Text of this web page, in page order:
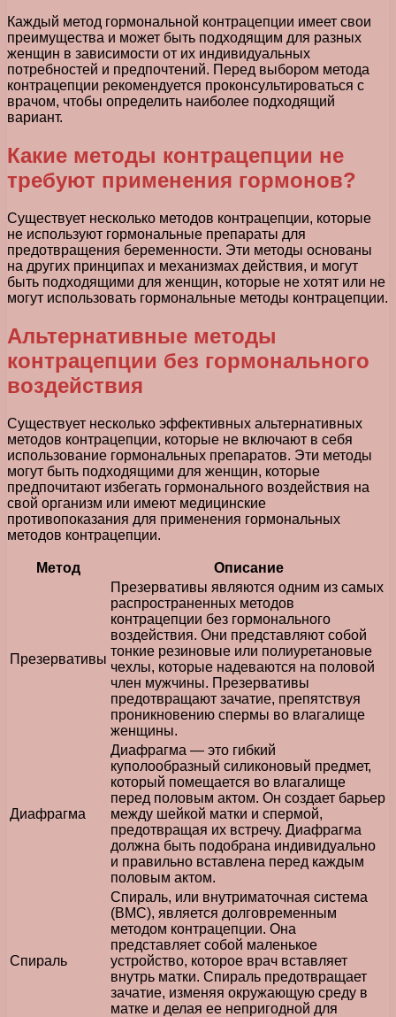
Каждый метод гормональной контрацепции имеет свои
преимущества и может быть подходящим для разных
женщин в зависимости от их индивидуальных
потребностей и предпочтений. Перед выбором метода
контрацепции рекомендуется проконсультироваться с
врачом, чтобы определить наиболее подходящий
вариант.
Какие методы контрацепции не
требуют применения гормонов?
Существует несколько методов контрацепции, которые
не используют гормональные препараты для
предотвращения беременности. Эти методы основаны
на других принципах и механизмах действия, и могут
быть подходящими для женщин, которые не хотят или не
могут использовать гормональные методы контрацепции.
Альтернативные методы
контрацепции без гормонального
воздействия
Существует несколько эффективных альтернативных
методов контрацепции, которые не включают в себя
использование гормональных препаратов. Эти методы
могут быть подходящими для женщин, которые
предпочитают избегать гормонального воздействия на
свой организм или имеют медицинские
противопоказания для применения гормональных
методов контрацепции.
Метод Описание
Презервативы
Презервативы являются одним из самых
распространенных методов
контрацепции без гормонального
воздействия. Они представляют собой
тонкие резиновые или полиуретановые
чехлы, которые надеваются на половой
член мужчины. Презервативы
предотвращают зачатие, препятствуя
проникновению спермы во влагалище
женщины.
Диафрагма
Диафрагма — это гибкий
куполообразный силиконовый предмет,
который помещается во влагалище
перед половым актом. Он создает барьер
между шейкой матки и спермой,
предотвращая их встречу. Диафрагма
должна быть подобрана индивидуально
и правильно вставлена перед каждым
половым актом.
Спираль
Спираль, или внутриматочная система
(ВМС), является долговременным
методом контрацепции. Она
представляет собой маленькое
устройство, которое врач вставляет
внутрь матки. Спираль предотвращает
зачатие, изменяя окружающую среду в
матке и делая ее непригодной для